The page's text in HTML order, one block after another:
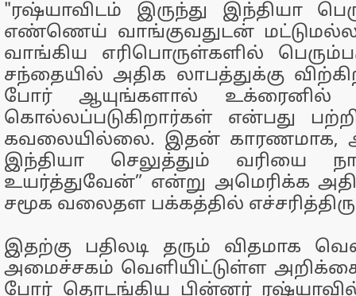
"ரஷ்யாவிடம் இருந்து இந்தியா
எண்ணெய் வாங்குவதுடன்
வாங்கிய எரிபொருள்களில்
சந்தையில் அதிக லாபத்துக்கு
போர் ஆயுங்களால் உக்ரைனில்
கொல்லப்படுகிறார்கள் என்பது பற்றி
கவலையில்லை. இதன் காரணமாக,
இந்தியா செலுத்தும் வரியை
உயர்த்துவேன்” என்று அமெரிக்க
சமூக வலைதள பக்கத்தில்
இதற்கு பதிலடி தரும் விதமாக
அமைச்சகம் வெளியிட்டுள்ள
போர் தொடங்கிய பின்னர் ரஷ்யாவில்